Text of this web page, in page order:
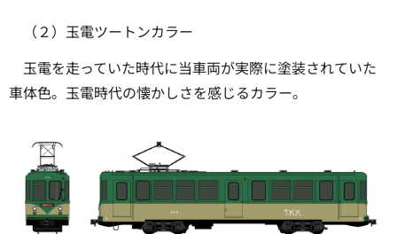
（２）玉電ツートンカラー
玉電を走っていた時代に当車両が実際に塗装されていた
車体色。玉電時代の懐かしさを感じるカラー。